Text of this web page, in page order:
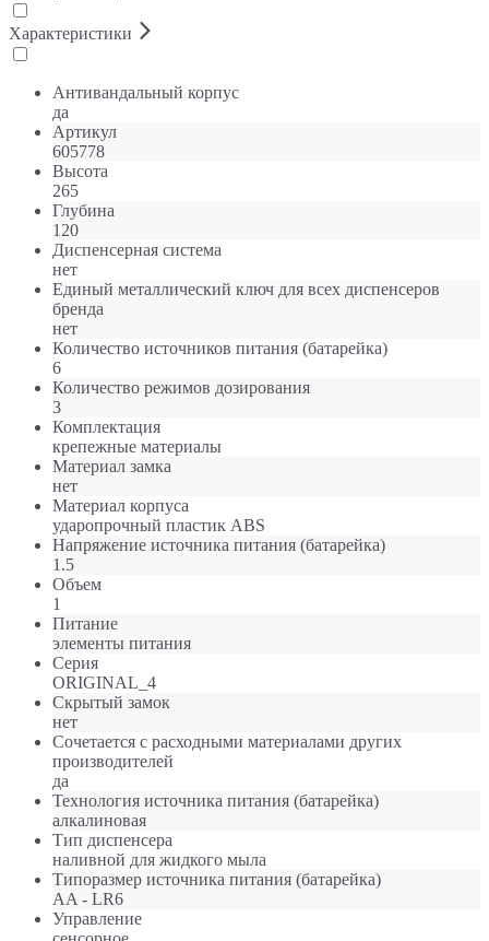
Характеристики
Антивандальный корпус
да
Артикул
605778
Высота
265
Глубина
120
Диспенсерная система
нет
Единый металлический ключ для всех диспенсеров
бренда
нет
Количество источников питания (батарейка)
6
Количество режимов дозирования
3
Комплектация
крепежные материалы
Материал замка
нет
Материал корпуса
ударопрочный пластик ABS
Напряжение источника питания (батарейка)
1.5
Объем
1
Питание
элементы питания
Серия
ORIGINAL_4
Скрытый замок
нет
Сочетается с расходными материалами других
производителей
да
Технология источника питания (батарейка)
алкалиновая
Тип диспенсера
наливной для жидкого мыла
Типоразмер источника питания (батарейка)
AA - LR6
Управление